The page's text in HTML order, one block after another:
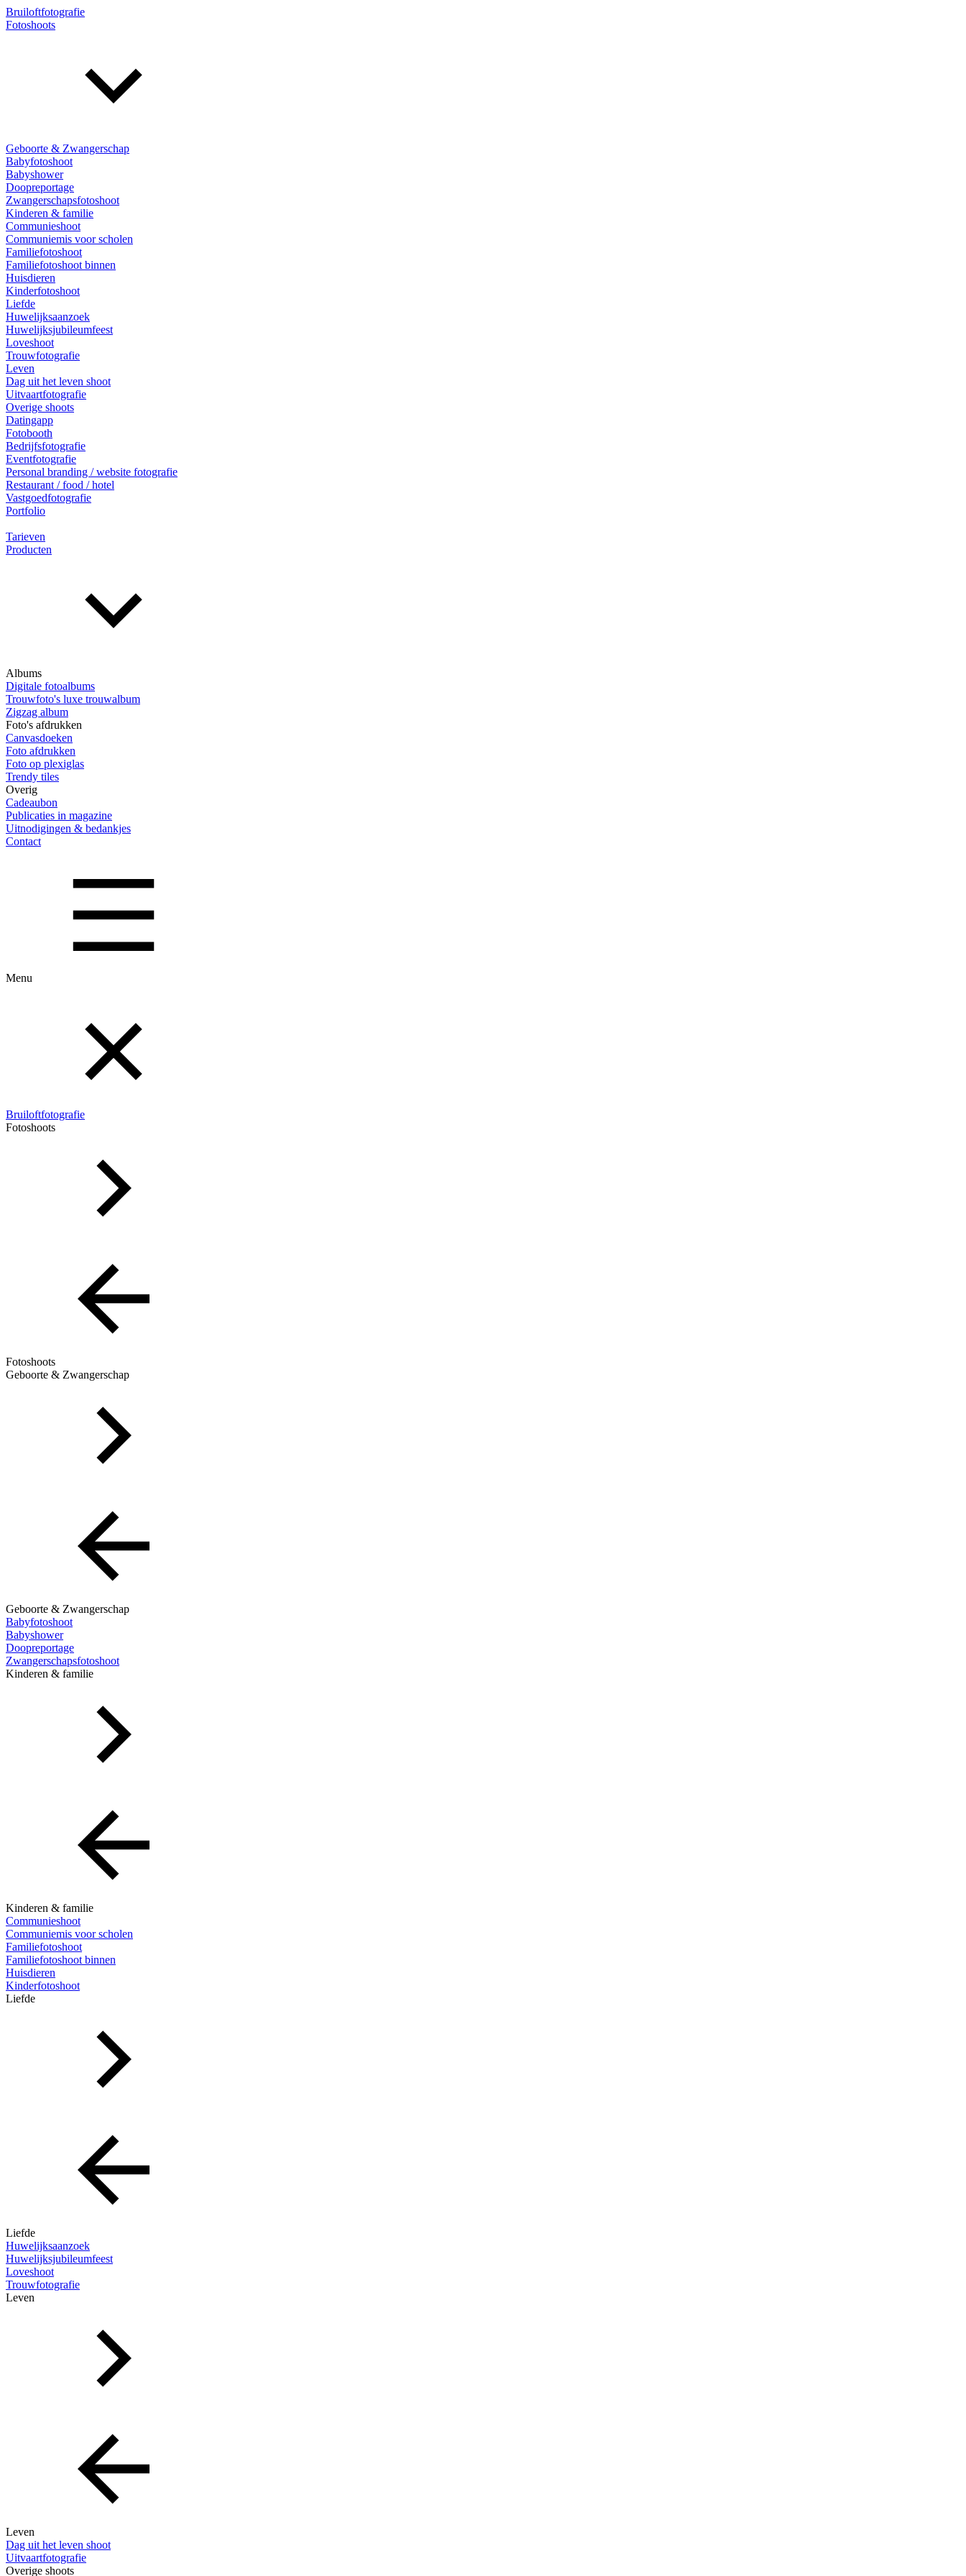
Bruiloftfotografie
Fotoshoots
Geboorte & Zwangerschap
Babyfotoshoot
Babyshower
Doopreportage
Zwangerschapsfotoshoot
Kinderen & familie
Communieshoot
Communiemis voor scholen
Familiefotoshoot
Familiefotoshoot binnen
Huisdieren
Kinderfotoshoot
Liefde
Huwelijksaanzoek
Huwelijksjubileumfeest
Loveshoot
Trouwfotografie
Leven
Dag uit het leven shoot
Uitvaartfotografie
Overige shoots
Datingapp
Fotobooth
Bedrijfsfotografie
Eventfotografie
Personal branding / website fotografie
Restaurant / food / hotel
Vastgoedfotografie
Portfolio
Tarieven
Producten
Albums
Digitale fotoalbums
Trouwfoto's luxe trouwalbum
Zigzag album
Foto's afdrukken
Canvasdoeken
Foto afdrukken
Foto op plexiglas
Trendy tiles
Overig
Cadeaubon
Publicaties in magazine
Uitnodigingen & bedankjes
Contact
Menu
Bruiloftfotografie
Fotoshoots
Fotoshoots
Geboorte & Zwangerschap
Geboorte & Zwangerschap
Babyfotoshoot
Babyshower
Doopreportage
Zwangerschapsfotoshoot
Kinderen & familie
Kinderen & familie
Communieshoot
Communiemis voor scholen
Familiefotoshoot
Familiefotoshoot binnen
Huisdieren
Kinderfotoshoot
Liefde
Liefde
Huwelijksaanzoek
Huwelijksjubileumfeest
Loveshoot
Trouwfotografie
Leven
Leven
Dag uit het leven shoot
Uitvaartfotografie
Overige shoots